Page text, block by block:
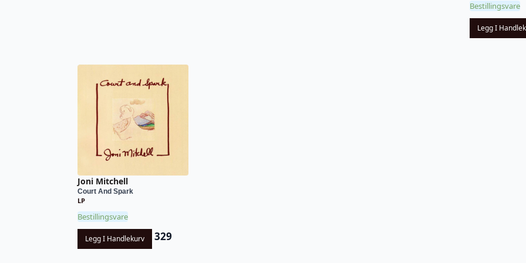
Bestillingsvare
Legg I
Joni Mitchell
Court And Spark
LP
Bestillingsvare
Legg I Handlekurv 329